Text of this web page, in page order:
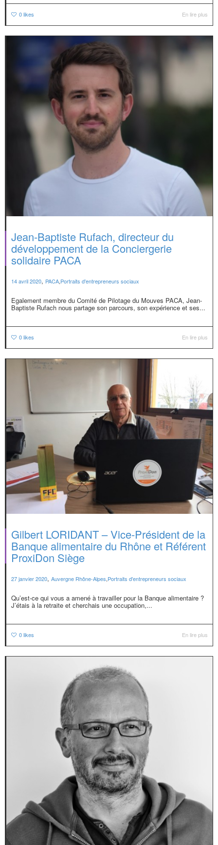
0likes En lire plus
Jean-Baptiste Rufach, directeur du
développement de la Conciergerie
solidaire PACA
14 avril 2020, PACA,Portraits d'entrepreneurs sociaux
Egalement membre du Comité de Pilotage du Mouves PACA, Jean-
Baptiste Rufach nous partage son parcours, son expérience et ses...
0likes En lire plus
Gilbert LORIDANT – Vice-Président de la
Banque alimentaire du Rhône et Référent
ProxiDon Siège
27 janvier 2020, Auvergne Rhône-Alpes,Portraits d'entrepreneurs sociaux
Qu’est-ce qui vous a amené à travailler pour la Banque alimentaire ?
J’étais à la retraite et cherchais une occupation,...
0likes En lire plus